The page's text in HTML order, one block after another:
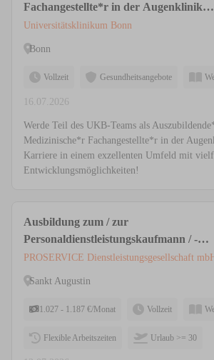
Fachangestellte*r in der Augenklinik
(m/w/d)
Universitätsklinikum Bonn
Bonn
Vollzeit Gesundheitsangebote
16.07.2026
Werde Teil des UKB-Teams als
Medizinische*r Fachangestellte*r in der
Karriere in einem exzellenten Umfeld mit
Entwicklungsmöglichkeiten!
Ausbildung zum / zur
Personaldienstleistungskaufmann / -
frau (w/m/d) // Sankt Augustin
PROSERVICE Dienstleistungsgesellschaft mbH
Sankt Augustin
1.027 - 1.187 €/Monat Vollzeit
Flexible Arbeitszeiten Urlaub >= 30